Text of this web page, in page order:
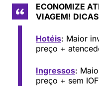
ECONOMIZE
VIAGEM!
Hotéis: Maior
preço +
Ingressos:
preço + sem